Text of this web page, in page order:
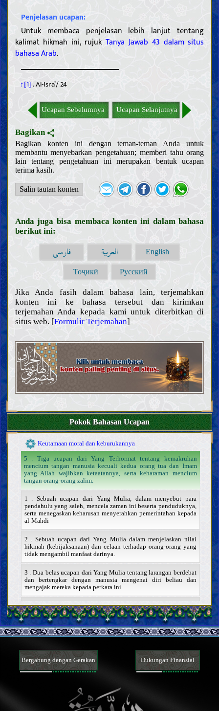
Penjelasan ucapan:
Untuk membaca penjelasan lebih lanjut tentang
kalimat hikmah ini, rujuk Tanya Jawab 43 dalam situs
bahasa Arab.
↑[1]. Al-Isra’/ 24
Ucapan Sebelumnya Ucapan Selanjutnya
Bagikan
Bagikan konten ini dengan teman-teman Anda untuk
membantu menyebarkan pengetahuan; memberi tahu orang
lain tentang pengetahuan ini merupakan bentuk ucapan
terima kasih.
Salin tautan konten
Anda juga bisa membaca konten ini dalam bahasa
berikut ini:
فارسی العربية English
Тоҷикӣ Русский
Jika Anda fasih dalam bahasa lain, terjemahkan
konten ini ke bahasa tersebut dan kirimkan
terjemahan Anda kepada kami untuk diterbitkan di
situs web. [Formulir Terjemahan]
Pokok Bahasan Ucapan
Pendahuluan
Akal
Pengetahuan
Hambatan dalam pengetahuan dan mencela mereka yang
terpengaruh
Sifat dan tugas para ulama
Bukti
Keabsahan dan sifat-sifat Al Qur’an
Tafsir beberapa ayat Al Qur’an
Riwayat dari para Khalifah Allah
Kepercayaan
Memahami Allah; keberadaan-Nya, sifat-sifat-Nya, dan
perbuatan-Nya
Sifat-sifat Nabi terakhir dan kehidupan beliau
Karakteristik Nabi terakhir
Para sahabat dan para istri Nabi terakhir
Sifat-sifat Ahlul Bait Nabi terakhir, dan kehidupan mereka
Imam Mahdi
Imam Mahdi
Tanda-tanda kedatangan Imam Mahdi dan fitnah Akhir Zaman
Memahami Akhirat
Memahami iman dan kekufuran
Sifat-sifat iman dan kekufuran serta para pengikutnya
Hal-hal terkait agama, mazhab dan sekte
Do‘a dan teks ziarah
Nasihat dan wejangan
Keutamaan moral dan keburukannya
5 . Tiga ucapan dari Yang Terhormat tentang kemakruhan
mencium tangan manusia kecuali kedua orang tua dan Imam
yang Allah wajibkan ketaatannya, serta keharaman mencium
tangan orang-orang zalim.
1 . Sebuah ucapan dari Yang Mulia, dalam menyebut para
pendahulu yang saleh, mencela zaman ini beserta penduduknya,
serta menegaskan keharusan menyerahkan pemerintahan kepada
al-Mahdi
2 . Sebuah ucapan dari Yang Mulia dalam menjelaskan nilai
hikmah (kebijaksanaan) dan celaan terhadap orang-orang yang
tidak mengambil manfaat darinya.
3 . Dua belas ucapan dari Yang Mulia tentang larangan berdebat
dan bertengkar dengan manusia mengenai diri beliau dan
mengajak mereka kepada perkara ini.
4 . Sebuah ucapan dari Yang Mulia tentang pentingnya
menunaikan salat dan celaan terhadap orang-orang yang tidak
melaksanakannya.
6 . Sebuah khutbah dari Yang Terhormat di mana beliau
menginginkan al-Mahdi, dan memperkenalkan para dajjal.
7 . Dua ucapan dari Yang Terhormat tentang makna zuhud dan
Bergabung dengan Gerakan Dukungan Finansial